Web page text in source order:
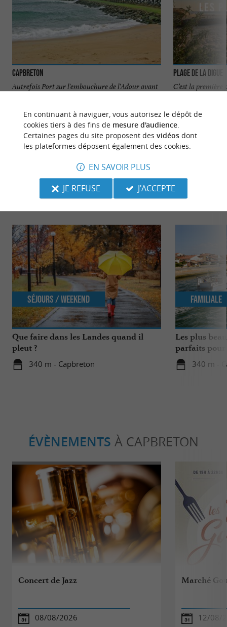
Capbreton
Autrefois Port sur l'embouchure de l'Adour avant
340 m - Capbreton
Plage de la Digue
C’est la
Que faire dans les Landes quand il
pleut ?
340 m - Capbreton
Séjours / Weekend
Les plus
parfaits pour
340 m -
Familiale
ÉVÈNEMENTS À CAPBRETON
Concert de Jazz
08/08/2026
Marché
12/08/
En continuant à naviguer, vous autorisez le dépôt de
cookies tiers à des fins de mesure d'audience.
Certaines pages du site proposent des vidéosdont
les plateformes déposent également des cookies.
EN SAVOIR PLUS
JE REFUSE
J'ACCEPTE